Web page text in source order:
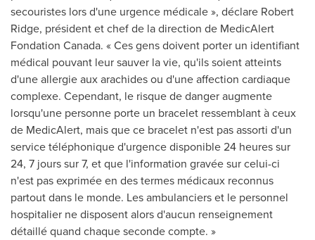
secouristes lors d'une urgence médicale », déclare Robert
Ridge, président et chef de la direction de MedicAlert
Fondation Canada. « Ces gens doivent porter un identifiant
médical pouvant leur sauver la vie, qu'ils soient atteints
d'une allergie aux arachides ou d'une affection cardiaque
complexe. Cependant, le risque de danger augmente
lorsqu'une personne porte un bracelet ressemblant à ceux
de MedicAlert, mais que ce bracelet n'est pas assorti d'un
service téléphonique d'urgence disponible 24 heures sur
24, 7 jours sur 7, et que l'information gravée sur celui-ci
n'est pas exprimée en des termes médicaux reconnus
partout dans le monde. Les ambulanciers et le personnel
hospitalier ne disposent alors d'aucun renseignement
détaillé quand chaque seconde compte. »